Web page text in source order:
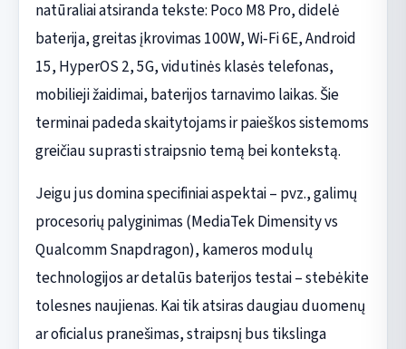
natūraliai atsiranda tekste: Poco M8 Pro, didelė
baterija, greitas įkrovimas 100W, Wi‑Fi 6E, Android
15, HyperOS 2, 5G, vidutinės klasės telefonas,
mobilieji žaidimai, baterijos tarnavimo laikas. Šie
terminai padeda skaitytojams ir paieškos sistemoms
greičiau suprasti straipsnio temą bei kontekstą.
Jeigu jus domina specifiniai aspektai – pvz., galimų
procesorių palyginimas (MediaTek Dimensity vs
Qualcomm Snapdragon), kameros modulų
technologijos ar detalūs baterijos testai – stebėkite
tolesnes naujienas. Kai tik atsiras daugiau duomenų
ar oficialus pranešimas, straipsnį bus tikslinga